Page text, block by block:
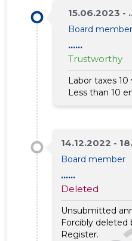
15.06.2023 -
Board member
......
Trustworthy
Labor taxes
Less than 10
14.12.2022 -
Board member
......
Deleted
Unsubmitted
Forcibly deleted
Register.